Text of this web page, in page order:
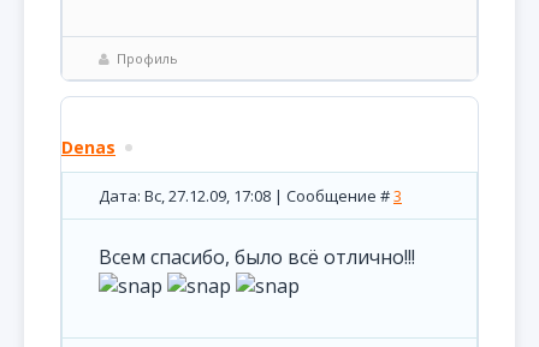
Профиль
Denas
Дата: Вс, 27.12.09, 17:08 | Сообщение #3
Всем спасибо, было всё отлично!!!